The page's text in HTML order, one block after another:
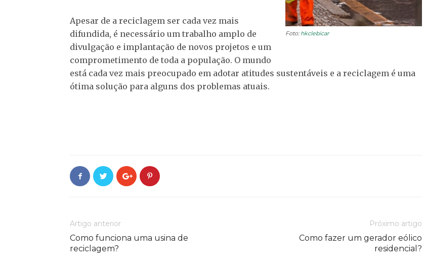
Foto: hkclebicar
Apesar de a reciclagem ser cada vez mais
difundida, é necessário um trabalho amplo de
divulgação e implantação de novos projetos e um
comprometimento de toda a população. O mundo
está cada vez mais preocupado em adotar atitudes sustentáveis e a reciclagem é uma
ótima solução para alguns dos problemas atuais.
Artigo anterior
Como funciona uma usina de
reciclagem?
Próximo artigo
Como fazer um gerador eólico
residencial?